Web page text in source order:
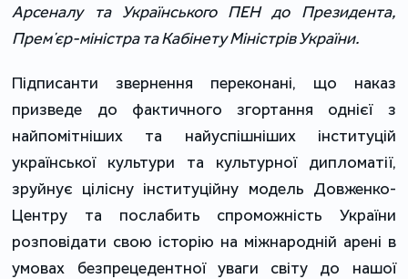
Арсеналу та Українського ПЕН до Президента,
Премʼєр-міністра та Кабінету Міністрів України.
Підписанти звернення переконані, що наказ
призведе до фактичного згортання однієї з
найпомітніших та найуспішніших інституцій
української культури та культурної дипломатії,
зруйнує цілісну інституційну модель Довженко-
Центру та послабить спроможність України
розповідати свою історію на міжнародній арені в
умовах безпрецедентної уваги світу до нашої